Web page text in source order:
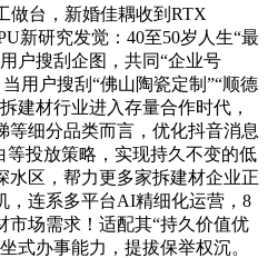
做台，新婚佳耦收到RTX
新研究发觉：40至50岁人生“最
户搜刮企图，共同“企业号
用户搜刮“佛山陶瓷定制”“顺德
建材行业进入存量合作时代，
等细分品类而言，优化抖音消息
等投放策略，实现持久不变的低
水区，帮力更多家拆建材企业正
，连系多平台AI精细化运营，8
市场需求！适配其“持久价值优
式办事能力，提拔保举权沉。